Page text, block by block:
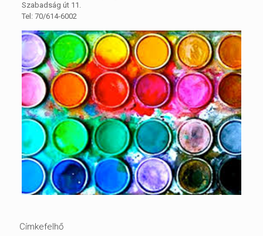
Szabadság út 11.
Tel: 70/614-6002
Címkefelhő